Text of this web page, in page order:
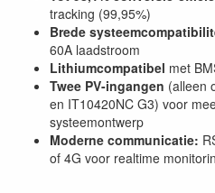
tracking (99,95%)
Brede
60A laadstroom
Lithiumcompatibel met
Twee PV-ingangen (alleen
en IT10420NC G3) voor
systeemontwerp
Moderne communicatie:
of 4G voor realtime